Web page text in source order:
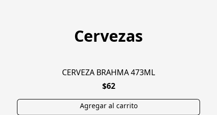
Cervezas
CERVEZA BRAHMA 473ML
$62